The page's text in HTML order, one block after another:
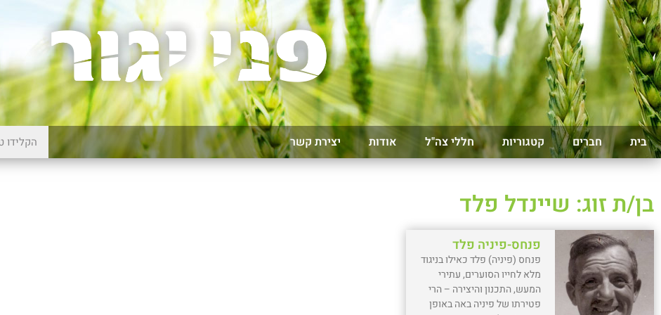
בית חברים קטגוריות חללי צה"ל אודות יצירת קשר
בן/ת זוג: שיינדל פלד
פנחס-פיניה פלד
פנחס (פיניה) פלד כאילו בניגוד
מלא לחייו הסוערים, עתירי
המעש, התכנון והיצירה – הרי
פטירתו של פיניה באה באופן